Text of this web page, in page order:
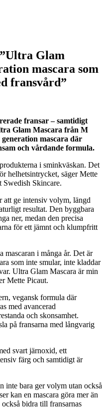
Glam
mascara som
fransvård”
fransar – samtidigt
Glam Mascara från M
mascara där
och vårdande formula.
i sminkväskan. Det
helhetsintrycket, säger Mette
Swedish Skincare.
att ge intensiv volym, längd
resultat. Den byggbara
ner, medan den precisa
för ett jämnt och klumpfritt
mascaran i många år. Det är
som inte smular, inte kladdar
Ultra Glam Mascara är min
Mette Picaut.
vegansk formula där
med avancerad
och skonsamhet.
på fransarna med långvarig
svart järnoxid, ett
färg och samtidigt är
inte bara ger volym utan också
kan en mascara göra mer än
bidra till fransarnas